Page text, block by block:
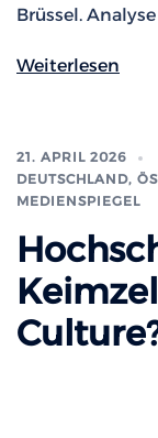
Brüssel.
Weiterlesen
21. APRIL 2026
DEUTSCHLAND,
MEDIENSPIEGEL